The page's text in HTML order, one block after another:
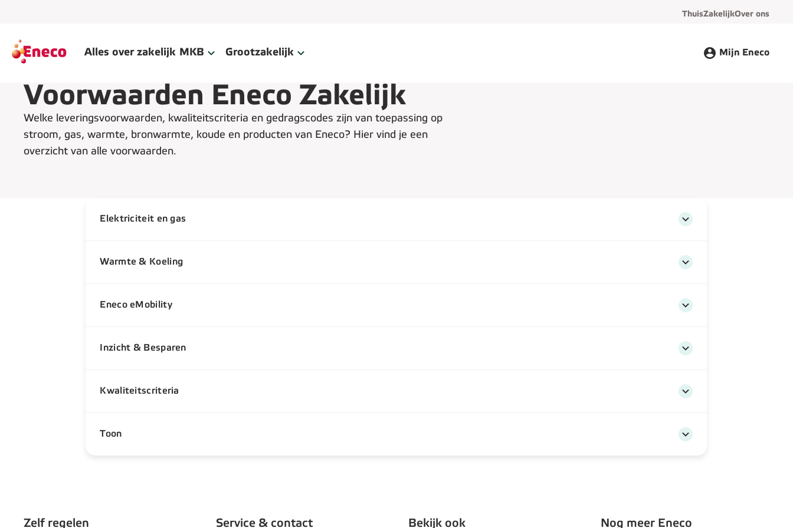
ThuisZakelijkOver ons
Alles over zakelijk MKB Grootzakelijk Mijn Eneco
Voorwaarden Eneco Zakelijk
Welke leveringsvoorwaarden, kwaliteitscriteria en gedragscodes zijn van toepassing op
stroom, gas, warmte, bronwarmte, koude en producten van Eneco? Hier vind je een
overzicht van alle voorwaarden.
Elektriciteit en gas
Warmte & Koeling
Eneco eMobility
Inzicht & Besparen
Kwaliteitscriteria
Toon
Zelf regelen Service & contact Bekijk ook Nog meer Eneco